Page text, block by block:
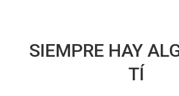
SIEMPRE HAY
TÍ